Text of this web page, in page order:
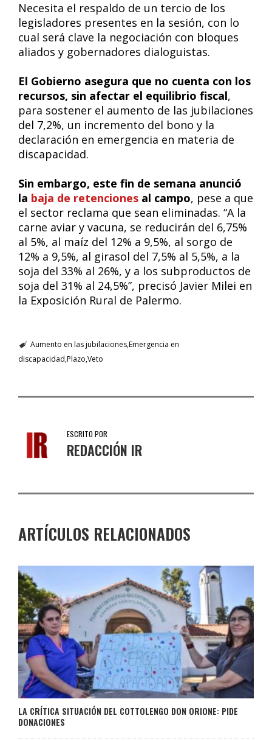
Necesita el respaldo de un tercio de los
legisladores presentes en la sesión, con lo
cual será clave la negociación con bloques
aliados y gobernadores dialoguistas.
El Gobierno asegura que no cuenta con los
recursos, sin afectar el equilibrio fiscal,
para sostener el aumento de las jubilaciones
del 7,2%, un incremento del bono y la
declaración en emergencia en materia de
discapacidad.
Sin embargo, este fin de semana anunció
la baja de retenciones al campo, pese a que
el sector reclama que sean eliminadas. “A la
carne aviar y vacuna, se reducirán del 6,75%
al 5%, al maíz del 12% a 9,5%, al sorgo de
12% a 9,5%, al girasol del 7,5% al 5,5%, a la
soja del 33% al 26%, y a los subproductos de
soja del 31% al 24,5%”, precisó Javier Milei en
la Exposición Rural de Palermo.
Aumento en las jubilacionesEmergencia en
discapacidad Plazo Veto
ESCRITO POR
REDACCIÓN IR
ARTÍCULOS RELACIONADOS
LA CRÍTICA SITUACIÓN DEL COTTOLENGO DON ORIONE: PIDE
DONACIONES